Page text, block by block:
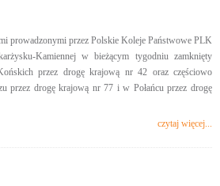
prowadzonymi przez Polskie Koleje Państwowe PLK
Kamiennej w bieżącym tygodniu zamknięty
przez drogę krajową nr 42 oraz częściowo
przez drogę krajową nr 77 i w Połańcu przez drogę
czytaj więcej...